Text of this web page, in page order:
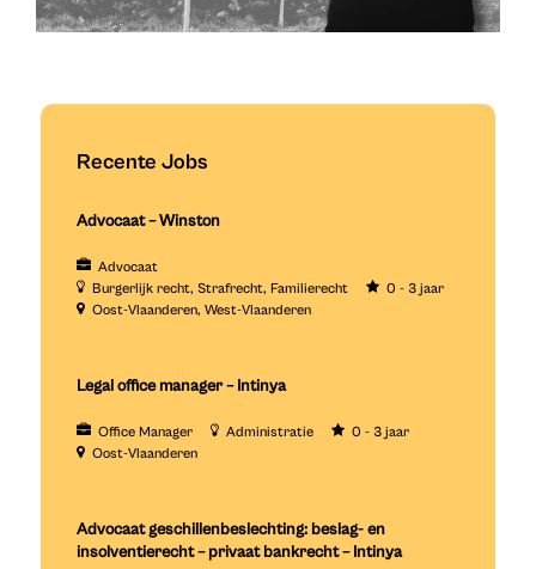
Recente Jobs
Advocaat – Winston
Advocaat
Burgerlijk recht Strafrecht Familierecht
0 - 3 jaar
Oost-Vlaanderen West-Vlaanderen
Legal office manager – Intinya
Office Manager Administratie
0 - 3 jaar
Oost-Vlaanderen
Advocaat geschillenbeslechting: beslag- en
insolventierecht – privaat bankrecht – Intinya